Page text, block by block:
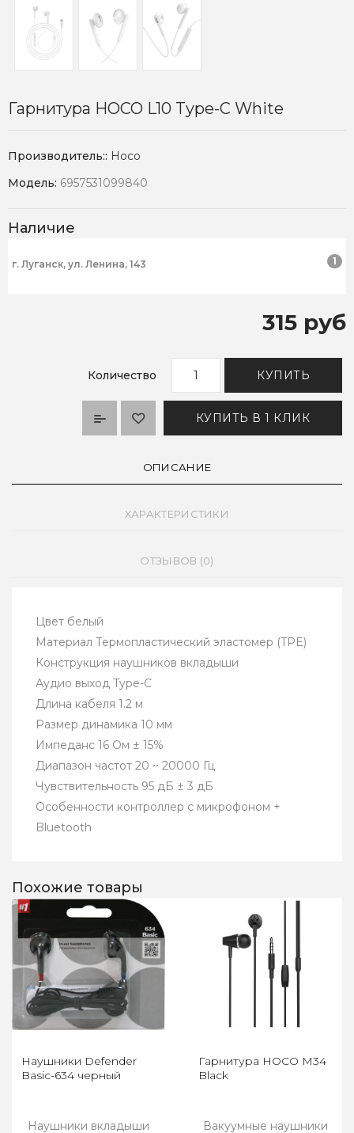
Гарнитура HOCO L10 Type-C White
Производитель:: Hoco
Модель: 6957531099840
Наличие
г. Луганск, ул. Ленина, 143 1
315 руб
Количество КУПИТЬ
КУПИТЬ В 1 КЛИК
ОПИСАНИЕ
ХАРАКТЕРИСТИКИ
ОТЗЫВОВ (0)
Цвет белый
Материал Термопластический эластомер (TPE)
Конструкция наушников вкладыши
Аудио выход Type-C
Длина кабеля 1.2 м
Размер динамика 10 мм
Импеданс 16 Ом ± 15%
Диапазон частот 20 ~ 20000 Гц
Чувствительность 95 дБ ± 3 дБ
Особенности контроллер с микрофоном +
Bluetooth
Похожие товары
Наушники Defender
Basic-634 черный
Наушники вкладыши
Гарнитура HOCO M34
Black
Вакуумные наушники